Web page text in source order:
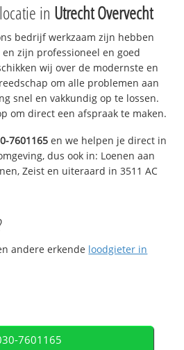
in Utrecht Overvecht
bedrijf werkzaam zijn hebben
zijn professioneel en goed
wij over de modernste en
om alle problemen aan
snel en vakkundig op te lossen.
om direct een afspraak te maken.
7601165 en we helpen je direct in
dus ook in: Loenen aan
Zeist en uiteraard in 3511 AC
andere erkende loodgieter in
7601165